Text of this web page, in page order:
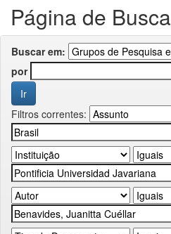
Página de Busca
Buscar em:
por
Filtros correntes: